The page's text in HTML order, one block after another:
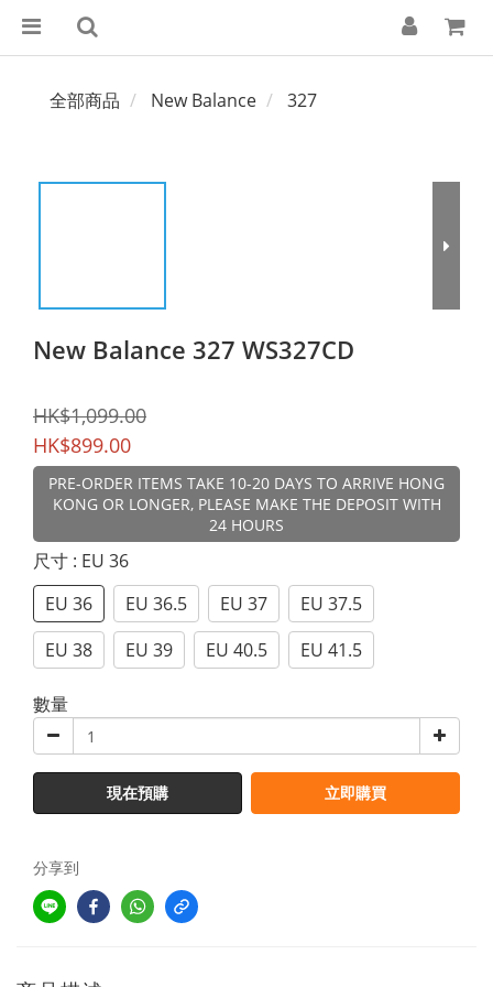
全部商品 New Balance 327
New Balance 327 WS327CD
HK$1,099.00
HK$899.00
PRE-ORDER ITEMS TAKE 10-20 DAYS TO ARRIVE HONG
KONG OR LONGER, PLEASE MAKE THE DEPOSIT WITH
24 HOURS
尺寸 : EU 36
EU 36
EU 36.5 EU 37
EU 37.5
EU 38
EU 39 EU 40.5 EU 41.5
數量
現在預購 立即購買
分享到